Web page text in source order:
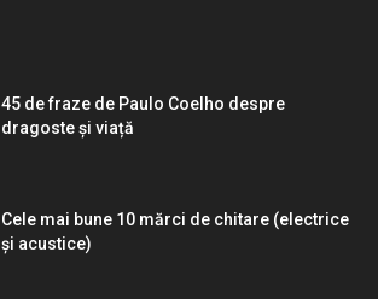
45 de fraze de Paulo Coelho despre
dragoste și viață
Cele mai bune 10 mărci de chitare (electrice
și acustice)